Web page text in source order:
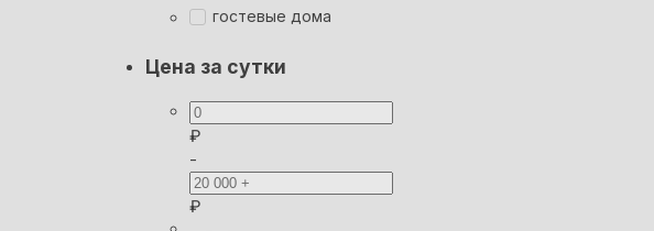
гостевые дома
Цена за сутки
₽
-
₽